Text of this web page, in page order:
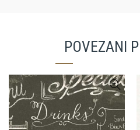
POVEZANI